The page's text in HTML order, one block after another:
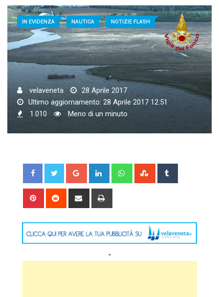
IN EVIDENZA NAUTICA NOTIZIE FLASH
velaveneta
28 Aprile 2017
Ultimo aggiornamento: 28 Aprile 2017 12:51
1.010
Meno di un minuto
Google+ LinkedIn WhatsappStumbleUpon
Pinterest Reddit
Share
"